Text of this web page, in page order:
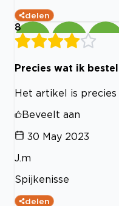
delen
8
Precies wat ik
Het artikel is
Beveelt aan
30 May 2023
J.m
Spijkenisse
delen